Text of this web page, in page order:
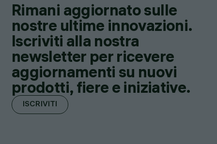
Rimani aggiornato sulle
nostre ultime innovazioni.
Iscriviti alla nostra
newsletter per ricevere
aggiornamenti su nuovi
prodotti, fiere e iniziative.
ISCRIVITI